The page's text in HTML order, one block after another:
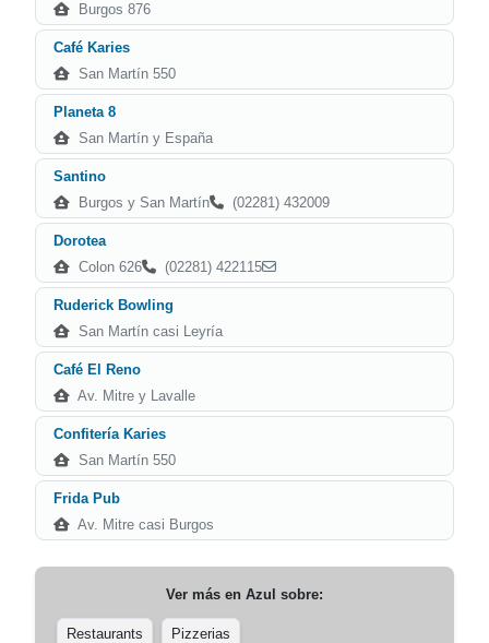
Burgos 876
Café Karies
San Martín 550
Planeta 8
San Martín y España
Santino
Burgos y San Martín
(02281) 432009
Dorotea
Colon 626
(02281) 422115
Ruderick Bowling
San Martín casi Leyría
Café El Reno
Av. Mitre y Lavalle
Confitería Karies
San Martín 550
Frida Pub
Av. Mitre casi Burgos
Ver más en Azul sobre:
Restaurants Pizzerias